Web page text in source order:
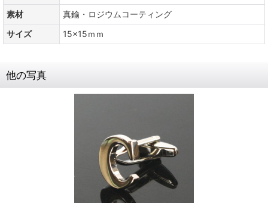
素材
真鍮・ロジウムコーティング
サイズ
15x15ｍｍ
他の写真